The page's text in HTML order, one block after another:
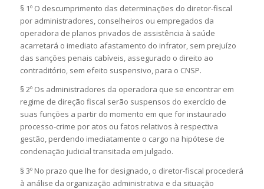
§ 1º O descumprimento das determinações do diretor-fiscal
por administradores, conselheiros ou empregados da
operadora de planos privados de assistência à saúde
acarretará o imediato afastamento do infrator, sem prejuízo
das sanções penais cabíveis, assegurado o direito ao
contraditório, sem efeito suspensivo, para o CNSP.
§ 2º Os administradores da operadora que se encontrar em
regime de direção fiscal serão suspensos do exercício de
suas funções a partir do momento em que for instaurado
processo-crime por atos ou fatos relativos à respectiva
gestão, perdendo imediatamente o cargo na hipótese de
condenação judicial transitada em julgado.
§ 3º No prazo que lhe for designado, o diretor-fiscal procederá
à análise da organização administrativa e da situação